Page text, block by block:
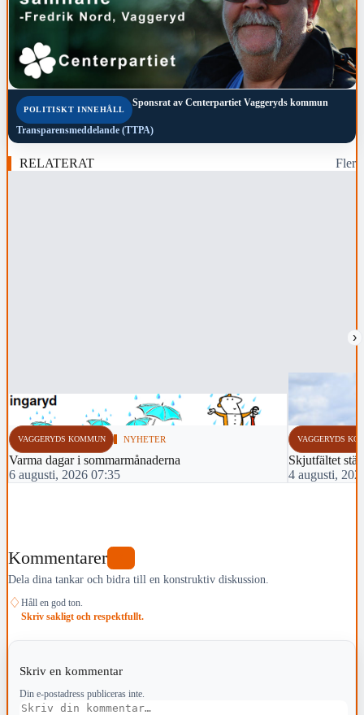
POLITISKT INNEHÅLL
Sponsrat av Centerpartiet Vaggeryds kommun
Transparensmeddelande (TTPA)
RELATERAT Fler
›
VAGGERYDS KOMMUN NYHETER
Varma dagar i sommarmånaderna
6 augusti, 2026 07:35
VAGGERYDS
Skjutfältet
4 augusti,
Kommentarer
Dela dina tankar och bidra till en konstruktiv diskussion.
♢ Håll en god ton.
Skriv sakligt och respektfullt.
Skriv en kommentar
Din e-postadress publiceras inte.
Kommentar